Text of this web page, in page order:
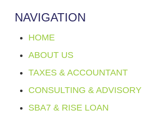
NAVIGATION
HOME
ABOUT US
TAXES & ACCOUNTANT
CONSULTING & ADVISORY
SBA7 & RISE LOAN